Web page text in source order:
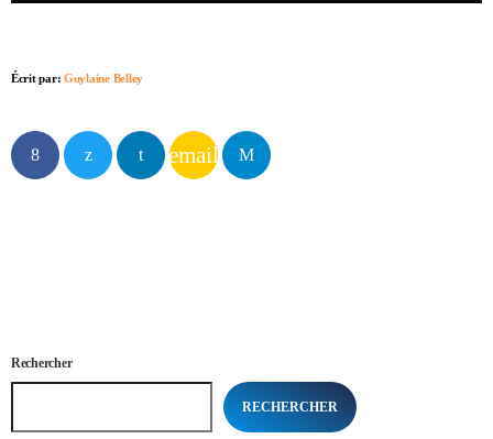
Écrit par:Guylaine Belley
email
Rechercher
RECHERCHER